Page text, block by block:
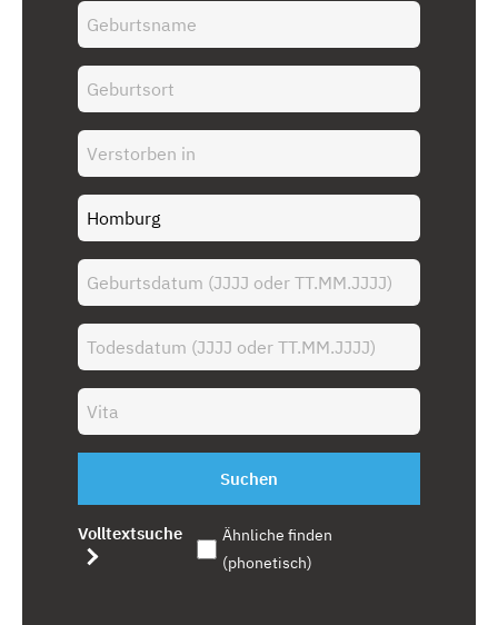
Suchen
Volltextsuche
Ähnliche finden
(phonetisch)